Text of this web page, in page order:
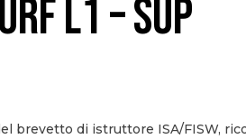
L1 – SUP
brevetto di istruttore ISA/FISW,